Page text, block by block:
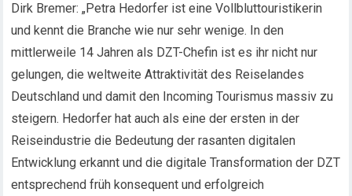
Dirk Bremer: „Petra Hedorfer ist eine Vollbluttouristikerin
und kennt die Branche wie nur sehr wenige. In den
mittlerweile 14 Jahren als DZT-Chefin ist es ihr nicht nur
gelungen, die weltweite Attraktivität des Reiselandes
Deutschland und damit den Incoming Tourismus massiv zu
steigern. Hedorfer hat auch als eine der ersten in der
Reiseindustrie die Bedeutung der rasanten digitalen
Entwicklung erkannt und die digitale Transformation der DZT
entsprechend früh konsequent und erfolgreich